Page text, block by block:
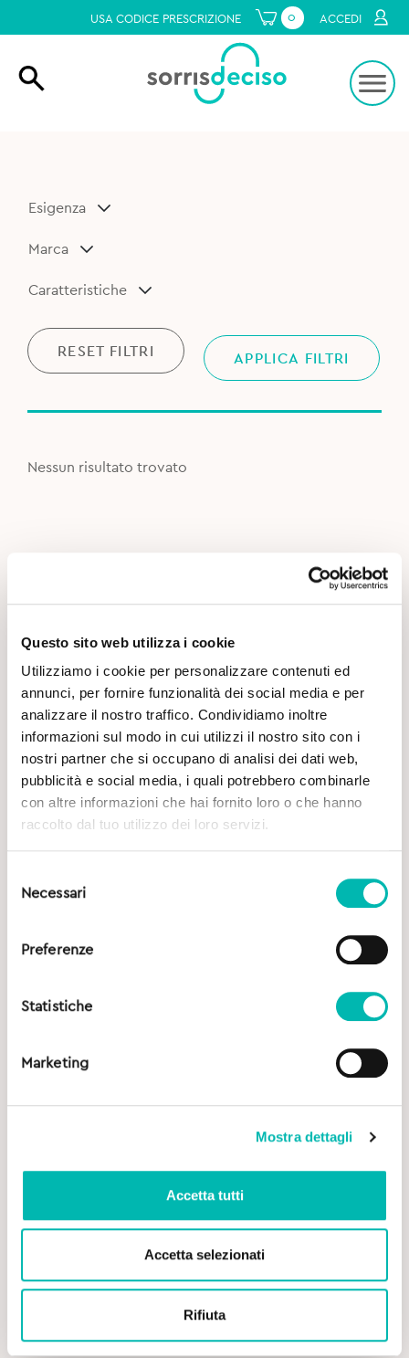
Questo sito web utilizza i cookie
Utilizziamo i cookie per personalizzare contenuti ed
annunci, per fornire funzionalità dei social media e per
analizzare il nostro traffico. Condividiamo inoltre
informazioni sul modo in cui utilizzi il nostro sito con i
nostri partner che si occupano di analisi dei dati web,
pubblicità e social media, i quali potrebbero combinarle
con altre informazioni che hai fornito loro o che hanno
raccolto dal tuo utilizzo dei loro servizi.
delNecessari
Preferenze
Statistiche
Marketing
Mostra dettagli
Accetta tutti
Accetta selezionati
Rifiuta
USA CODICE PRESCRIZIONE 0 ACCEDI
Esigenza
Marca
Caratteristiche
RESET FILTRI APPLICA FILTRI
Nessun risultato trovato